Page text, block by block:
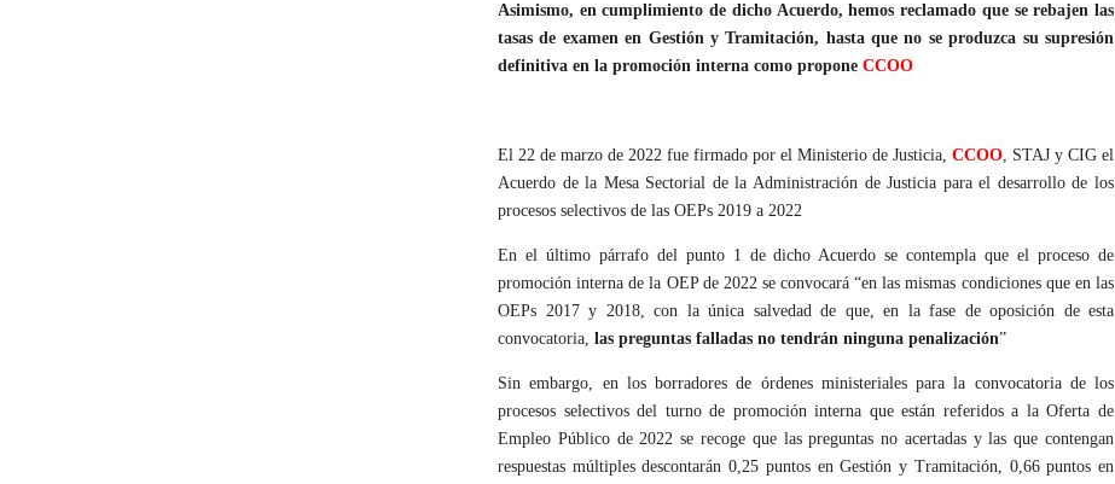
Asimismo, en cumplimiento de dicho Acuerdo, hemos reclamado que se rebajen las
tasas de examen en Gestión y Tramitación, hasta que no se produzca su supresión
definitiva en la promoción interna como propone CCOO
El 22 de marzo de 2022 fue firmado por el Ministerio de Justicia, CCOO, STAJ y CIG el
Acuerdo de la Mesa Sectorial de la Administración de Justicia para el desarrollo de los
procesos selectivos de las OEPs 2019 a 2022
En el último párrafo del punto 1 de dicho Acuerdo se contempla que el proceso de
promoción interna de la OEP de 2022 se convocará “en las mismas condiciones que en las
OEPs 2017 y 2018, con la única salvedad de que, en la fase de oposición de esta
convocatoria, las preguntas falladas no tendrán ninguna penalización”
Sin embargo, en los borradores de órdenes ministeriales para la convocatoria de los
procesos selectivos del turno de promoción interna que están referidos a la Oferta de
Empleo Público de 2022 se recoge que las preguntas no acertadas y las que contengan
respuestas múltiples descontarán 0,25 puntos en Gestión y Tramitación, 0,66 puntos en